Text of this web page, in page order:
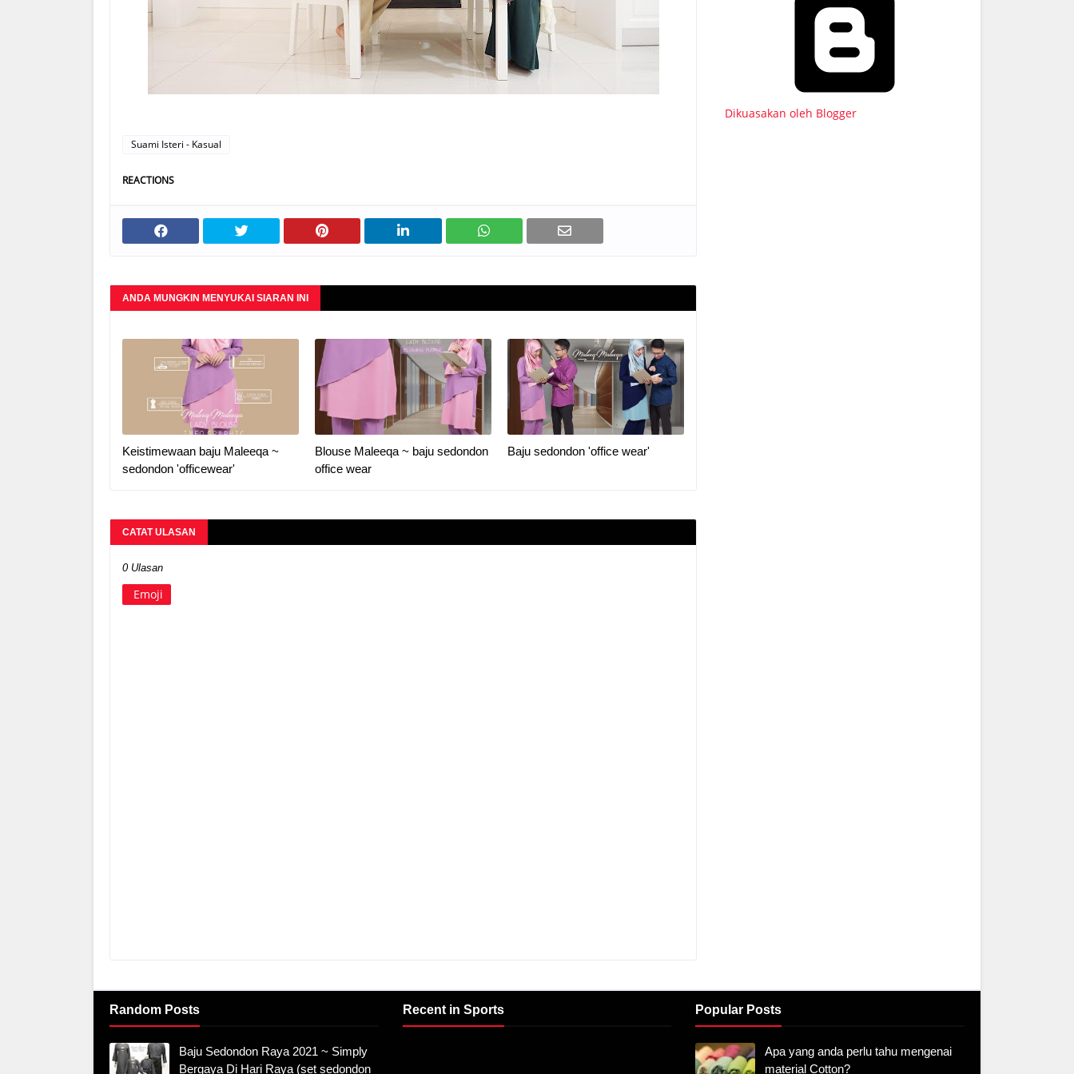
Suami Isteri - Kasual
REACTIONS
ANDA MUNGKIN MENYUKAI SIARAN INI
Keistimewaan baju Maleeqa ~
sedondon 'officewear'
Blouse Maleeqa ~ baju sedondon
office wear
Baju sedondon 'office wear'
CATAT ULASAN
0 Ulasan
Emoji
Dikuasakan oleh Blogger
Random Posts
Baju Sedondon Raya 2021 ~ Simply
Bergaya Di Hari Raya (set sedondon
Recent in Sports Popular Posts
Apa yang anda perlu tahu mengenai
material Cotton?